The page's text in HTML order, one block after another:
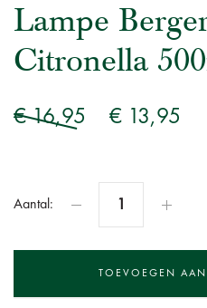
Lampe
Citronella
€ 16,95 € 13,95
Aantal: